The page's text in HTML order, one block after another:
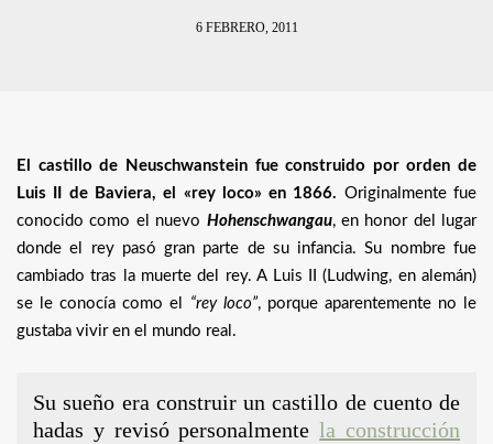
6 FEBRERO, 2011
El castillo de Neuschwanstein fue construido por orden de
Luis II de Baviera, el «rey loco» en 1866. Originalmente fue
conocido como el nuevo Hohenschwangau, en honor del lugar
donde el rey pasó gran parte de su infancia. Su nombre fue
cambiado tras la muerte del rey. A Luis II (Ludwing, en alemán)
se le conocía como el “rey loco”, porque aparentemente no le
gustaba vivir en el mundo real.
Su sueño era construir un castillo de cuento de
hadas y revisó personalmentela construcción